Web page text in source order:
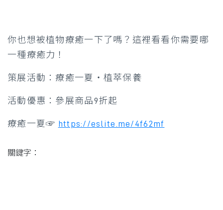
你也想被植物療癒一下了嗎？這裡看看你需要哪
一種療癒力！
策展活動：療癒一夏・植萃保養
活動優惠：參展商品9折起
療癒一夏☞ https://eslite.me/4f62mf
關鍵字：